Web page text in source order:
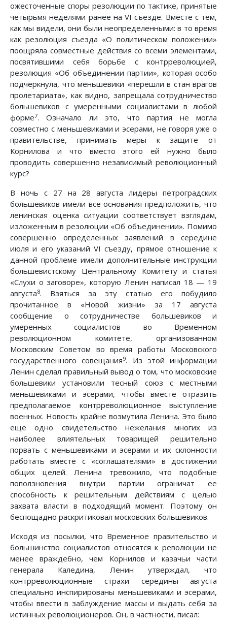
ожесточенные споры резолюции по тактике, принятые
четырьмя неделями ранее на VI съезде. Вместе с тем,
как мы видели, они были неопределенными: в то время
как резолюция съезда «О политическом положении»
поощряла совместные действия со всеми элементами,
посвятившими себя борьбе с контрреволюцией,
резолюция «Об объединении партии», которая особо
подчеркнула, что меньшевики «перешли в стан врагов
пролетариата», как видно, запрещала сотрудничество
большевиков с умеренными социалистами в любой
форме7. Означало ли это, что партия не могла
совместно с меньшевиками и эсерами, не говоря уже о
правительстве, принимать меры к защите от
Корнилова и что вместо этого ей нужно было
проводить совершенно независимый революционный
курс?
В ночь с 27 на 28 августа лидеры петроградских
большевиков имели все основания предположить, что
ленинская оценка ситуации соответствует взглядам,
изложенным в резолюции «Об объединении». Помимо
совершенно определенных заявлений в середине
июля и его указаний VI съезду, прямое отношение к
данной проблеме имели дополнительные инструкции
большевистскому Центральному Комитету и статья
«Слухи о заговоре», которую Ленин написал 18 — 19
августа8. Взяться за эту статью его побудило
прочитанное в «Новой жизни» за 17 августа
сообщение о сотрудничестве большевиков и
умеренных социалистов во Временном
революционном комитете, организованном
Московским Советом во время работы Московского
государственного совещания9. Из этой информации
Ленин сделал правильный вывод о том, что московские
большевики установили тесный союз с местными
меньшевиками и эсерами, чтобы вместе отразить
предполагаемое контрреволюционное выступление
военных. Новость крайне возмутила Ленина. Это было
еще одно свидетельство нежелания многих из
наиболее влиятельных товарищей решительно
порвать с меньшевиками и эсерами и их склонности
работать вместе с «соглашателями» в достижении
общих целей. Ленина тревожило, что подобные
поползновения внутри партии ограничат ее
способность к решительным действиям с целью
захвата власти в подходящий момент. Поэтому он
беспощадно раскритиковал московских большевиков.
Исходя из посылки, что Временное правительство и
большинство социалистов относятся к революции не
менее враждебно, чем Корнилов и казачьи части
генерала Каледина, Ленин утверждал, что
контрреволюционные страхи середины августа
специально инспирированы меньшевиками и эсерами,
чтобы ввести в заблуждение массы и выдать себя за
истинных революционеров. Он, в частности, писал: